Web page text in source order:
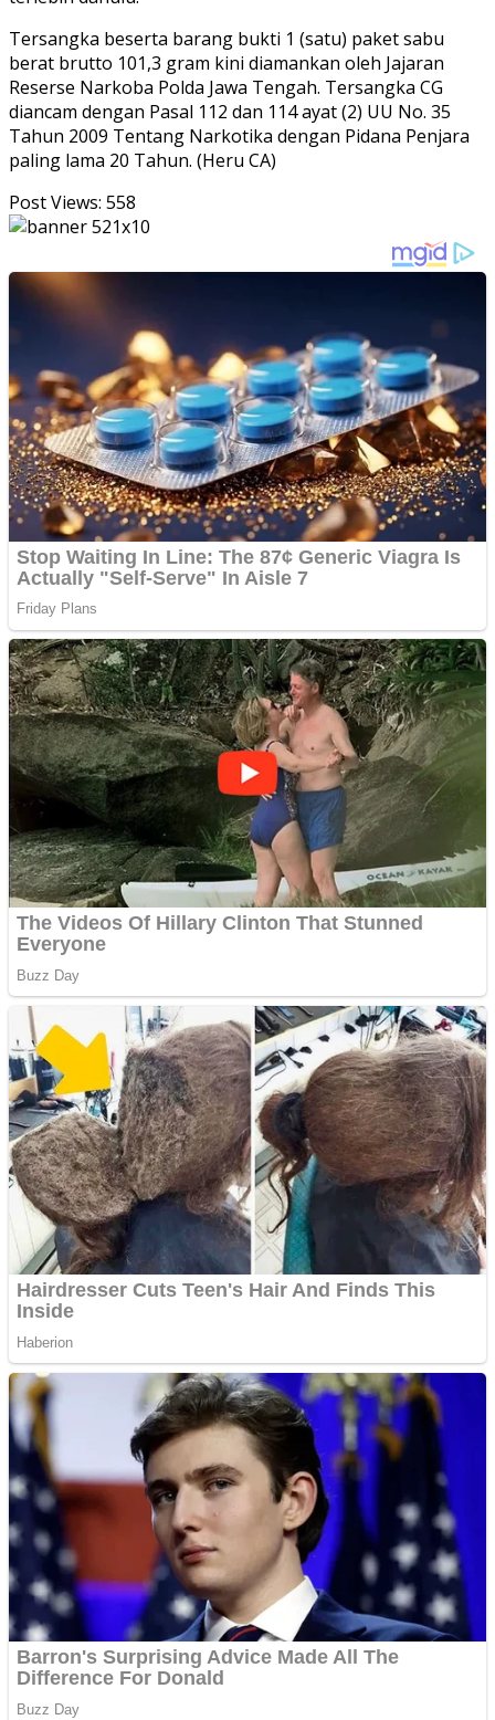
Tersangka beserta barang bukti 1 (satu) paket sabu
berat brutto 101,3 gram kini diamankan oleh Jajaran
Reserse Narkoba Polda Jawa Tengah. Tersangka CG
diancam dengan Pasal 112 dan 114 ayat (2) UU No. 35
Tahun 2009 Tentang Narkotika dengan Pidana Penjara
paling lama 20 Tahun. (Heru CA)
Post Views: 558